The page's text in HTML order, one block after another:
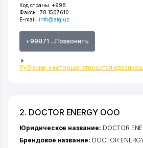
Код страны: +998
Факсы: 78 1507610
E-mail: info@atg.uz
+99871 ...Позвонить
Рубрики, к которым относится
2. DOCTOR ENERGY ООО
Юридическое название: DOCTOR
Брендовое название: DOCTOR